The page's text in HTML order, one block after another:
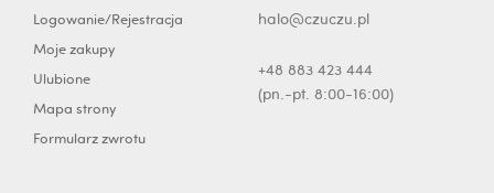
Logowanie/Rejestracja
Moje zakupy
Ulubione
Mapa strony
Formularz zwrotu
halo@czuczu.pl
+48 883 423 444
(pn.-pt. 8:00-16:00)